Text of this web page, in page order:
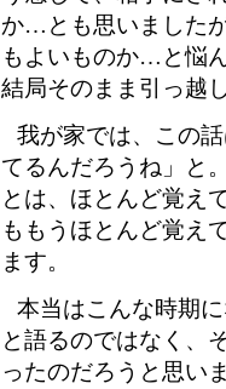
か…とも思いました
もよいものか…と悩
結局そのまま引っ越
我が家では、この
てるんだろうね」と
とは、ほとんど覚え
ももうほとんど覚え
ます。
本当はこんな時期
と語るのではなく、
ったのだろうと思い